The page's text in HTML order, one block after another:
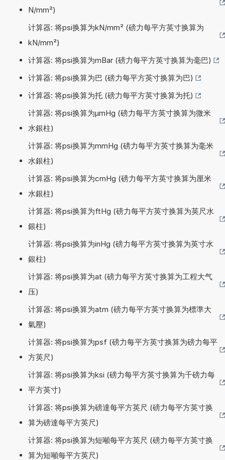
N/mm²)
计算器: 将psi换算为kN/mm² (磅力每平方英寸换算为
kN/mm²)
计算器: 将psi换算为mBar (磅力每平方英寸换算为毫巴)
计算器: 将psi换算为巴 (磅力每平方英寸换算为巴)
计算器: 将psi换算为托 (磅力每平方英寸换算为托)
计算器: 将psi换算为µmHg (磅力每平方英寸换算为微米
水銀柱)
计算器: 将psi换算为mmHg (磅力每平方英寸换算为毫米
水銀柱)
计算器: 将psi换算为cmHg (磅力每平方英寸换算为厘米
水銀柱)
计算器: 将psi换算为ftHg (磅力每平方英寸换算为英尺水
銀柱)
计算器: 将psi换算为inHg (磅力每平方英寸换算为英寸水
銀柱)
计算器: 将psi换算为at (磅力每平方英寸换算为工程大气
压)
计算器: 将psi换算为atm (磅力每平方英寸换算为標準大
氣壓)
计算器: 将psi换算为psf (磅力每平方英寸换算为磅力每平
方英尺)
计算器: 将psi换算为ksi (磅力每平方英寸换算为千磅力每
平方英寸)
计算器: 将psi换算为磅達每平方英尺 (磅力每平方英寸换
算为磅達每平方英尺)
计算器: 将psi换算为短噸每平方英尺 (磅力每平方英寸换
算为短噸每平方英尺)